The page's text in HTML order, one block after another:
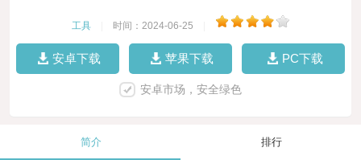
工具 时间：2024-06-25
安卓下载 苹果下载 PC下载
安卓市场，安全绿色
简介 排行